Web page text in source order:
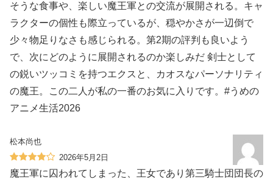
そうな食事や、楽しい魔王軍との交流が展開される。キャ
ラクターの個性も際立っているが、穏やかさが一辺倒で
少々物足りなさも感じられる。第2期の評判も良いよう
で、次にどのように展開されるのか楽しみだ 剣士として
の鋭いツッコミを持つエクスと、カオスなパーソナリティ
の魔王。この二人が私の一番のお気に入りです。#うめの
アニメ生活2026
松本尚也
2026年5月2日
魔王軍に囚われてしまった、王女であり第三騎士団団長の